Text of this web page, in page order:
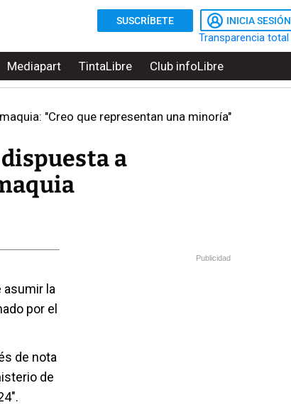
SUSCRÍBETE INICIA SESIÓN
Transparencia total
Mediapart TintaLibre Club infoLibre
"Creo que representan una minoría"
a
asumir la
por el
de nota
de
Publicidad